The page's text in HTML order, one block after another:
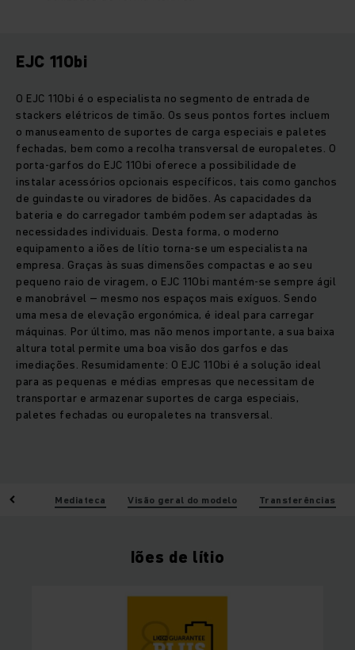
EJC 110bi
O EJC 110bi é o especialista no segmento de entrada de
stackers elétricos de timão. Os seus pontos fortes incluem
o manuseamento de suportes de carga especiais e paletes
fechadas, bem como a recolha transversal de europaletes. O
porta-garfos do EJC 110bi oferece a possibilidade de
instalar acessórios opcionais específicos, tais como ganchos
de guindaste ou viradores de bidões. As capacidades da
bateria e do carregador também podem ser adaptadas às
necessidades individuais. Desta forma, o moderno
equipamento a iões de lítio torna-se um especialista na
empresa. Graças às suas dimensões compactas e ao seu
pequeno raio de viragem, o EJC 110bi mantém-se sempre ágil
e manobrável – mesmo nos espaços mais exíguos. Sendo
uma mesa de elevação ergonómica, é ideal para carregar
máquinas. Por último, mas não menos importante, a sua baixa
altura total permite uma boa visão dos garfos e das
imediações. Resumidamente: O EJC 110bi é a solução ideal
para as pequenas e médias empresas que necessitam de
transportar e armazenar suportes de carga especiais,
paletes fechadas ou europaletes na transversal.
Mediateca Visão geral do modelo Transferências
Iões de lítio